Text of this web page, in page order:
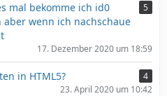
mal bekomme ich id0
wenn ich nachschaue
5
17. Dezember 2020 um 18:59
in HTML5?
4
23. April 2020 um 10:42